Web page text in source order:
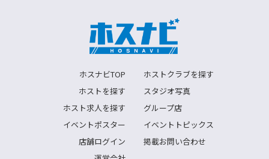
ホスナビTOP
ホストクラブを探す
ホストを探す
スタジオ写真
ホスト求人を探す
グループ店
イベントポスター
イベントトピックス
店舗ログイン
掲載お問い合わせ